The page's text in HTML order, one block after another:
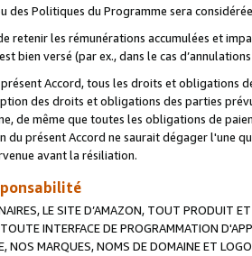
des Politiques du Programme sera
retenir les rémunérations accumulées et
bien versé (par ex., dans le cas
Accord, tous les droits et obligations
des droits et obligations des parties
de même que toutes les obligations de
du présent Accord ne saurait dégager l'une
avant la résiliation.
LE SITE D’AMAZON, TOUT PRODUIT
INTERFACE DE PROGRAMMATION
NOS MARQUES, NOMS DE DOMAINE ET